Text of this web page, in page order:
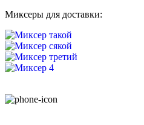
Миксеры для доставки: